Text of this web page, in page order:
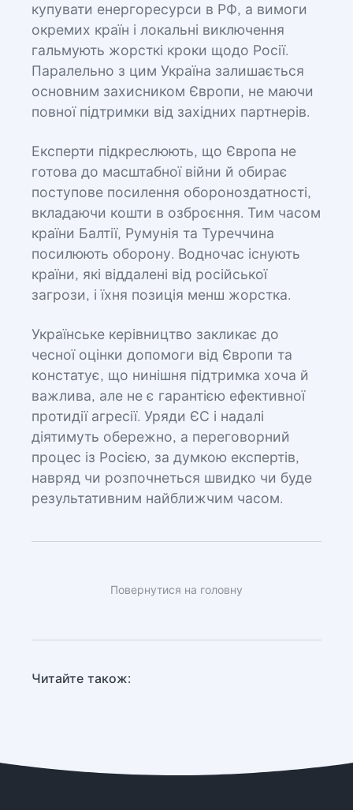
купувати енергоресурси в РФ, а вимоги
окремих країн і локальні виключення
гальмують жорсткі кроки щодо Росії.
Паралельно з цим Україна залишається
основним захисником Європи, не маючи
повної підтримки від західних партнерів.
Експерти підкреслюють, що Європа не
готова до масштабної війни й обирає
поступове посилення обороноздатності,
вкладаючи кошти в озброєння. Тим часом
країни Балтії, Румунія та Туреччина
посилюють оборону. Водночас існують
країни, які віддалені від російської
загрози, і їхня позиція менш жорстка.
Українське керівництво закликає до
чесної оцінки допомоги від Європи та
констатує, що нинішня підтримка хоча й
важлива, але не є гарантією ефективної
протидії агресії. Уряди ЄС і надалі
діятимуть обережно, а переговорний
процес із Росією, за думкою експертів,
навряд чи розпочнеться швидко чи буде
результативним найближчим часом.
Повернутися на головну
Читайте також: